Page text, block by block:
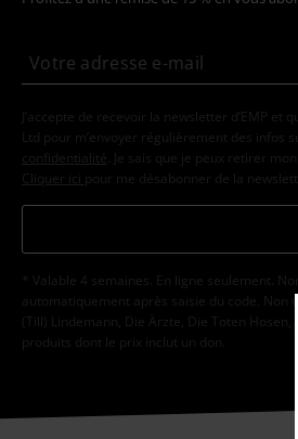
J’accepte de recevoir la newsletter d’EMP
Ltd pour m’envoyer régulièrement des infos
confidentialité . Je sais que je peux retirer
Cliquer ici pour me désabonner de la
* Valable 4 semaines. En ligne seulement.
automatiquement après saisie du code.
(Till) Lindemann, Die Ärzte, Die Toten
produits dont le prix inclut un don.